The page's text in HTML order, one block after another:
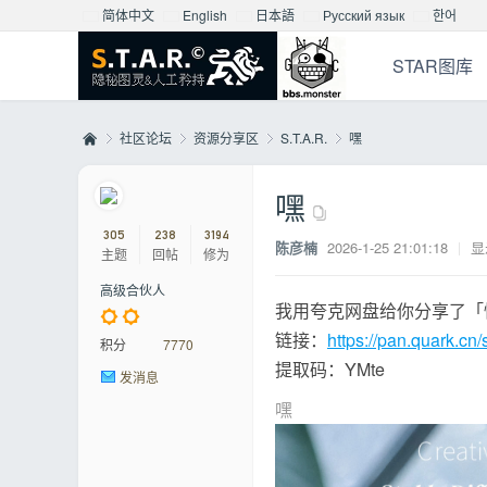
简体中文 English 日本語 Русский язык 한어
STAR图库
»
社区论坛
›
资源分享区 S.T.A.R. 嘿
305
主题
238
回帖
3194
修为
高级合伙人
积分
7770
发消息
嘿
陈彦楠 2026-1-25 21:01:18 |
我用夸克网盘给你分享了
链接： https://
提取码：YMte
嘿